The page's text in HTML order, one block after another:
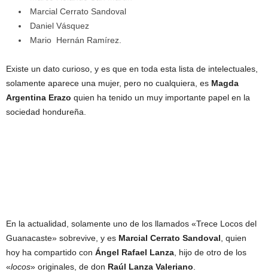
Marcial Cerrato Sandoval
Daniel Vásquez
Mario Hernán Ramírez.
Existe un dato curioso, y es que en toda esta lista de intelectuales,
solamente aparece una mujer, pero no cualquiera, es Magda
Argentina Erazo quien ha tenido un muy importante papel en la
sociedad hondureña.
En la actualidad, solamente uno de los llamados «Trece Locos del
Guanacaste» sobrevive, y es Marcial Cerrato Sandoval , quien
hoy ha compartido con Ángel Rafael Lanza , hijo de otro de los
«locos» originales, de don Raúl Lanza Valeriano